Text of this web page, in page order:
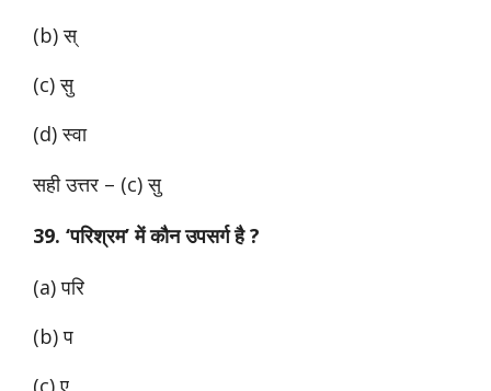
(b) स्
(c) सु
(d) स्वा
सही उत्तर – (c) सु
39. ‘परिश्रम’ में कौन उपसर्ग है ?
(a) परि
(b) प